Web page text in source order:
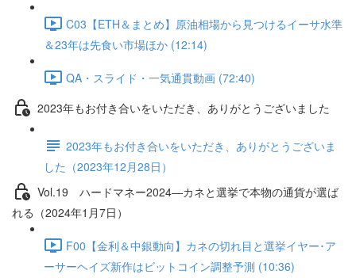
C03【ETH＆まとめ】原油相場から見つけるイーサ水準
＆23年は先食い市場ほか (12:14)
QA・スライド・一気通貫動画 (72:40)
2023年もお付き合いをいただき、ありがとうございました
2023年もお付き合いをいただき、ありがとうございま
した（2023年12月28日）
Vol.19 ハードマネー2024―カネと選挙で本物の通貨が選ば
れる（2024年1月7日）
F00【金利＆中銀動向】カネの切れ目と選挙イヤー･ア
ーサーヘイズ新作はビットコイン調整予測 (10:36)